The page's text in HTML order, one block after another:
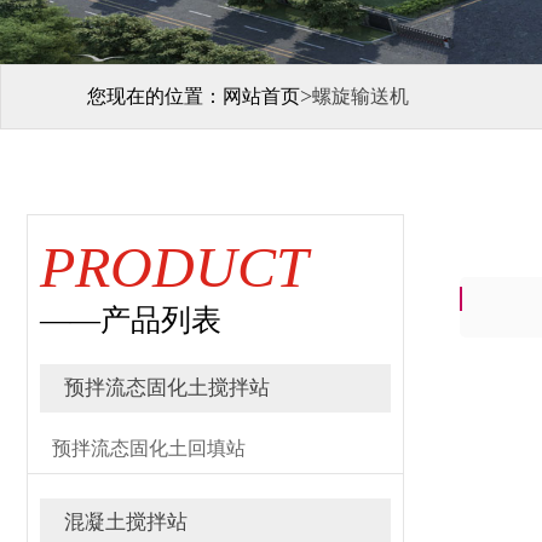
您现在的位置： 网站首页>螺旋输送机
PRODUCT
——产品列表
预拌流态固化土搅拌站
预拌流态固化土回填站
混凝土搅拌站